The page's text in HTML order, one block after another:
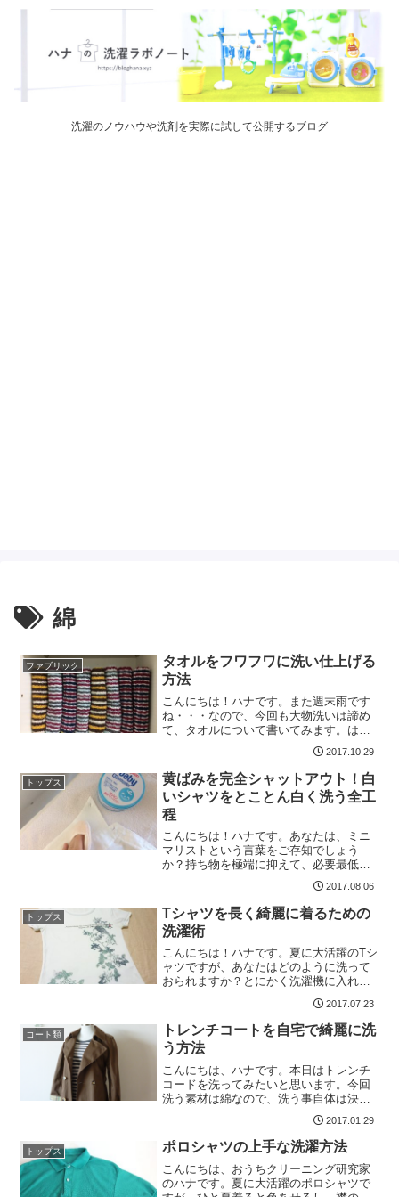
洗濯のノウハウや洗剤を実際に試して公開するブログ
綿
ファブリック
タオルをフワフワに洗い仕上げる
方法
こんにちは！ハナです。また週末雨です
ね・・・なので、今回も大物洗いは諦め
て、タオルについて書いてみます。はじ
めはフワフワだったタオルがゴワゴワに
なってしまった・・・いくら柔軟剤を入
れてもフワッとしない・・・それ、逆効
果かもしれません。本日は...
2017.10.29
トップス
黄ばみを完全シャットアウト！白
いシャツをとことん白く洗う全工
程
こんにちは！ハナです。あなたは、ミニ
マリストという言葉をご存知でしょう
か？持ち物を極端に抑えて、必要最低限
のアイテムで生活している人達のことを
言うのですが、多くのミニマリスト達が
好んで着用しているのが白シャツです。
年中着られて、インナーやア...
2017.08.06
トップス
Tシャツを長く綺麗に着るための
洗濯術
こんにちは！ハナです。夏に大活躍のTシ
ャツですが、あなたはどのように洗って
おられますか？とにかく洗濯機に入れて
グルグル回す・・・わかります！消耗品
だと割り切っているTシャツは、私も同じ
ように無造作に洗濯機に放り込んで洗っ
ています。だけど・・...
2017.07.23
コート類
トレンチコートを自宅で綺麗に洗
う方法
こんにちは、ハナです。本日はトレンチ
コードを洗ってみたいと思います。今回
洗う素材は綿なので、洗う事自体は決し
て難しい素材ではなく、洗濯絵表示を確
認しても手洗い可となっています。ただ
し、誰でも簡単に綺麗に仕上げられる
か？という聞かれると、「N...
2017.01.29
トップス ポロシャツの上手な洗濯方法
こんにちは、おうちクリーニング研究家
のハナです。夏に大活躍のポロシャツで